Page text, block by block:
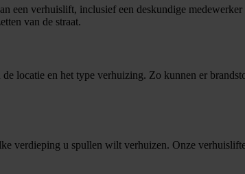
een verhuislift, inclusief een deskundige
van de straat.
locatie en het type verhuizing. Zo kunnen er
verdieping u spullen wilt verhuizen. Onze